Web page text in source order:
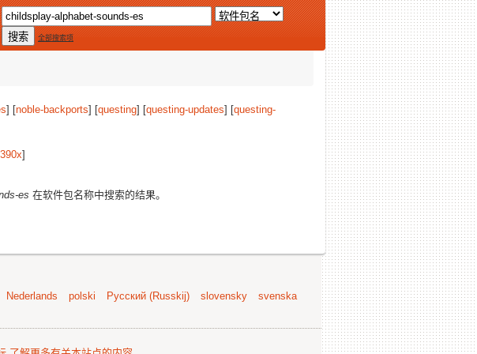
全部搜索项
] [noble-backports] [questing] [questing-updates] [questing-
]
es 在软件包名称中搜索的结果。
Nederlands polski Русский (Russkij) slovensky
svenska